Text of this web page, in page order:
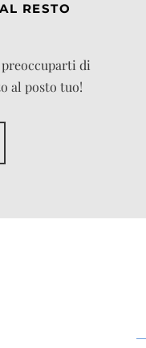
RESTO
di
al posto tuo!